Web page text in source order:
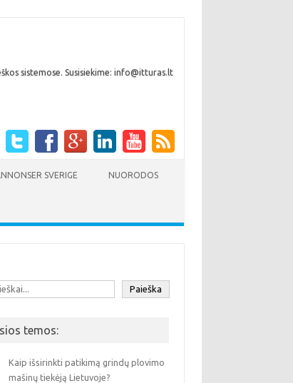
sistemose. Susisiekime: info@itturas.lt
SVERIGE NUORODOS
Paieška
temos:
Kaip išsirinkti patikimą grindų plovimo
mašinų tiekėją Lietuvoje?